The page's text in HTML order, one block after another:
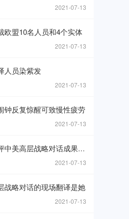
2021-07-13
欧盟10名人员和4个实体
2021-07-13
人员染紫发
2021-07-13
钟反复惊醒可致慢性疲劳
2021-07-13
美高层战略对话成果 热
2021-07-13
战略对话的现场翻译是她
2021-07-13